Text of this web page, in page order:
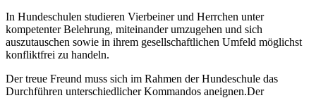
In Hundeschulen studieren Vierbeiner und Herrchen unter
kompetenter Belehrung, miteinander umzugehen und sich
auszutauschen sowie in ihrem gesellschaftlichen Umfeld möglichst
konfliktfrei zu handeln.
Der treue Freund muss sich im Rahmen der Hundeschule das
Durchführen unterschiedlicher Kommandos aneignen.Der